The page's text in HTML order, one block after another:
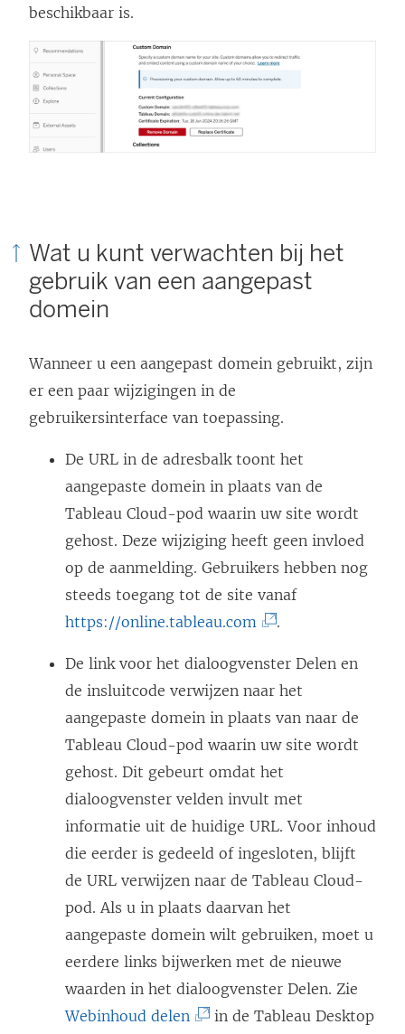
beschikbaar is.
Wat u kunt verwachten bij het
gebruik van een aangepast
domein
Wanneer u een aangepast domein gebruikt, zijn
er een paar wijzigingen in de
gebruikersinterface van toepassing.
De URL in de adresbalk toont het
aangepaste domein in plaats van de
Tableau Cloud-pod waarin uw site wordt
gehost. Deze wijziging heeft geen invloed
op de aanmelding. Gebruikers hebben nog
steeds toegang tot de site vanaf
https://online.tableau.com
t
.
De link voor het dialoogvenster Delen en
de insluitcode verwijzen naar het
aangepaste domein in plaats van naar de
Tableau Cloud-pod waarin uw site wordt
gehost. Dit gebeurt omdat het
dialoogvenster velden invult met
informatie uit de huidige URL. Voor inhoud
die eerder is gedeeld of ingesloten, blijft
de URL verwijzen naar de Tableau Cloud-
pod. Als u in plaats daarvan het
aangepaste domein wilt gebruiken, moet u
eerdere links bijwerken met de nieuwe
waarden in het dialoogvenster Delen. Zie
Webinhoud delen
in de Tableau Desktop